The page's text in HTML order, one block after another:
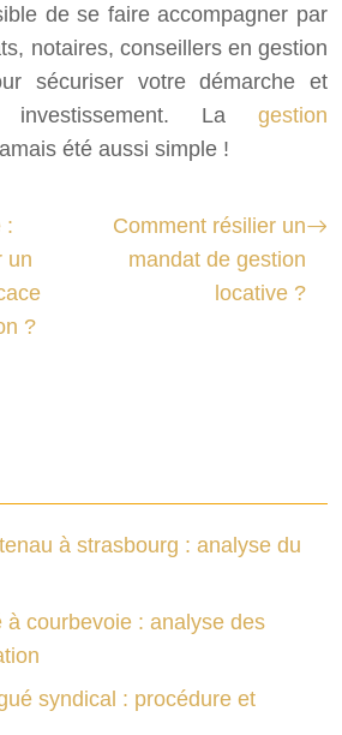
de se faire accompagner par
notaires, conseillers en gestion
sécuriser votre démarche et
investissement. La gestion
été aussi simple !
:
un
?
Comment résilier un
mandat de gestion
locative ?
à strasbourg : analyse du
à courbevoie : analyse des
syndical : procédure et